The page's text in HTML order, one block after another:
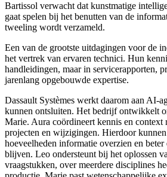
Bartissol verwacht dat kunstmatige
gaat spelen bij het benutten van de
tweeling wordt verzameld.
Een van de grootste uitdagingen voor de
het vertrek van ervaren technici. Hun
handleidingen, maar in servicerapporten,
jarenlang opgebouwde expertise.
Dassault Systèmes werkt daarom aan AI-
kunnen ontsluiten. Het bedrijf ontwikkelt
Marie. Aura coördineert kennis en context
projecten en wijzigingen. Hierdoor kunnen
hoeveelheden informatie overzien en beter
blijven. Leo ondersteunt bij het oplossen
vraagstukken, over meerdere disciplines